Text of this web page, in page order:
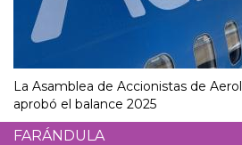
La Asamblea de Accionistas de
aprobó el balance 2025
FARÁNDULA